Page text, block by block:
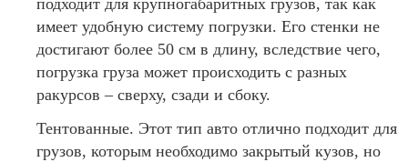
подходит для крупногабаритных грузов, так как
имеет удобную систему погрузки. Его стенки не
достигают более 50 см в длину, вследствие чего,
погрузка груза может происходить с разных
ракурсов – сверху, сзади и сбоку.
Тентованные. Этот тип авто отлично подходит для
грузов, которым необходимо закрытый кузов, но